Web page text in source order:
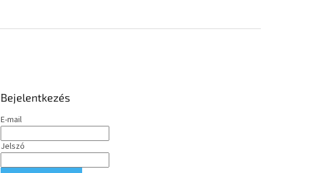
Bejelentkezés
E-mail
Jelszó